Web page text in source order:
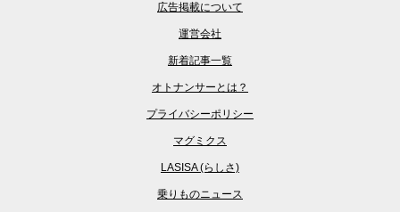
広告掲載について
運営会社
新着記事一覧
オトナンサーとは？
プライバシーポリシー
マグミクス
LASISA (らしさ)
乗りものニュース